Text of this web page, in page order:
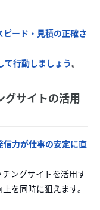
ード・見積の正確さ
て行動しましょう。
グサイトの活用
力が仕事の安定に直
ングサイトを活用す
を同時に狙えます。